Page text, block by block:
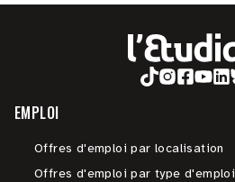
EMPLOI
Offres d'emploi par localisation
Offres d'emploi par type d'emploi